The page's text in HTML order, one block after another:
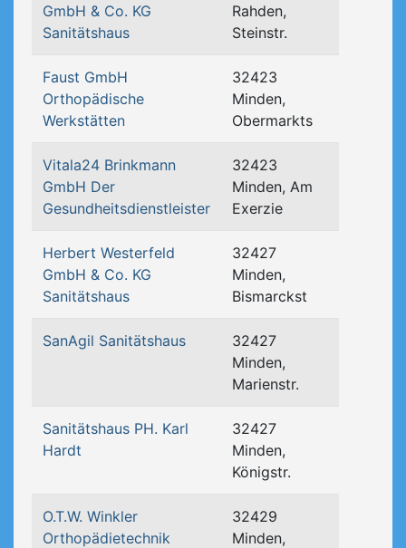
GmbH & Co. KG
Sanitätshaus
Rahden,
Steinstr.
Faust GmbH
Orthopädische
Werkstätten
32423
Minden,
Obermarkts
Vitala24 Brinkmann
GmbH Der
Gesundheitsdienstleister
32423
Minden, Am
Exerzie
Herbert Westerfeld
GmbH & Co. KG
Sanitätshaus
32427
Minden,
Bismarckst
SanAgil Sanitätshaus
32427
Minden,
Marienstr.
Sanitätshaus PH. Karl
Hardt
32427
Minden,
Königstr.
O.T.W. Winkler
Orthopädietechnik
32429
Minden,